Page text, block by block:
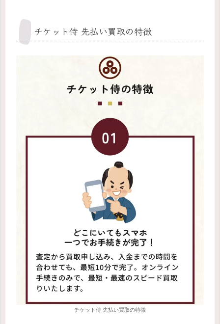
チケット侍 先払い買取の特徴
チケット侍 先払い買取の特徴